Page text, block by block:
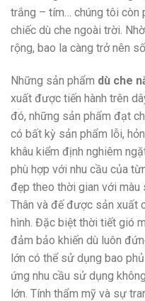
trắng – tím… chúng tôi còn
chiếc dù che ngoài trời.
rộng, bao la càng trở nên
Những sản phẩm dù che
xuất được tiến hành trên
đó, những sản phẩm đạt
có bất kỳ sản phẩm lỗi,
khâu kiểm định nghiêm
phù hợp với nhu cầu của
đẹp theo thời gian với
Thân và đế được sản xuất
hình. Đặc biệt thời tiết gió
đảm bảo khiến dù luôn
lớn có thể sử dụng bao
ứng nhu cầu sử dụng
lớn. Tính thẩm mỹ và sự